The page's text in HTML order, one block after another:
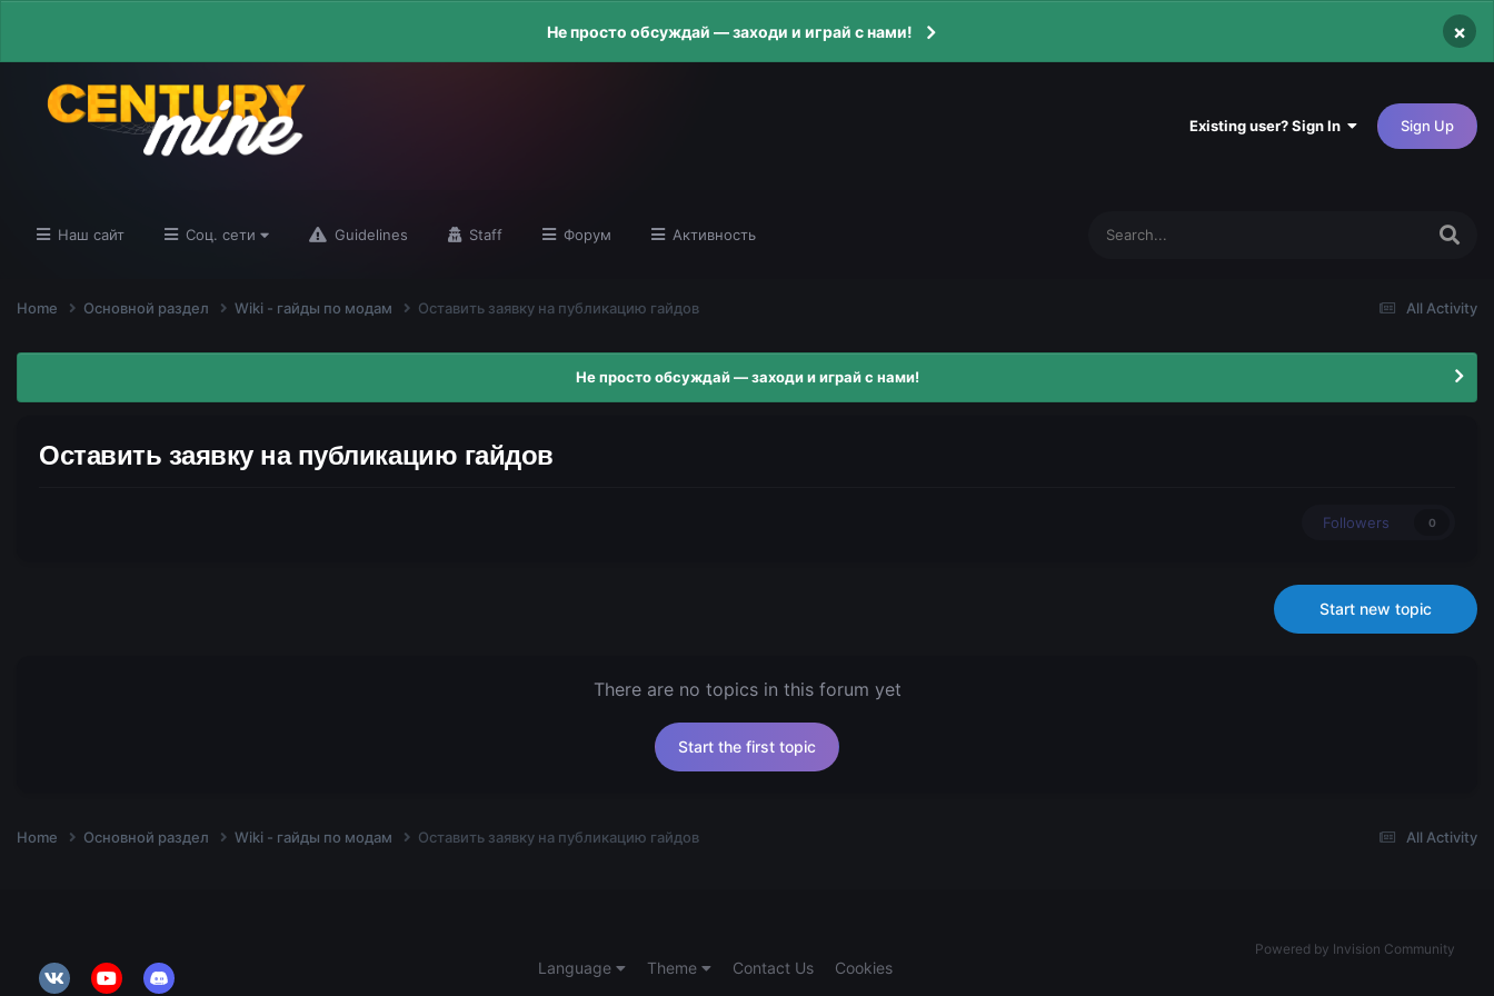
Не просто обсуждай — заходи и играй с нами! ×
Existing user? Sign In Sign Up
Наш сайт Соц. сети Guidelines Staff Форум Активность
All Activity
Home Основной раздел Wiki - гайды по модам Оставить заявку на публикацию гайдов
Не просто обсуждай — заходи и играй с нами!
Оставить заявку на публикацию гайдов
Followers 0
Start new topic
There are no topics in this forum yet
Start the first topic
All Activity
Home Основной раздел Wiki - гайды по модам Оставить заявку на публикацию гайдов
Language Theme Contact Us Cookies
Powered by Invision Community